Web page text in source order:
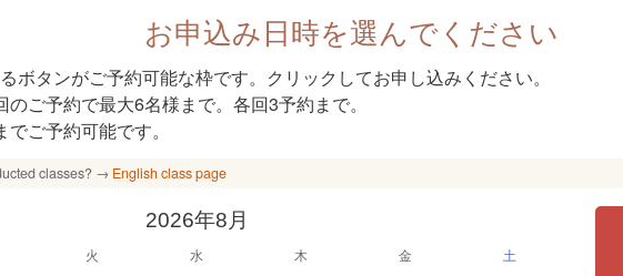
お申込み日時を選んでください
ボタンがご予約可能な枠です。クリックしてお申し込みください。
ご予約で最大6名様まで。各回3予約まで。
ご予約可能です。
classes? → English class page
2026年8月
火 水 木 金 土